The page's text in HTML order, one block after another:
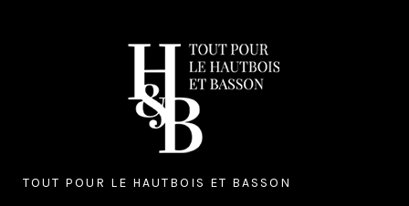
TOUT POUR LE HAUTBOIS ET BASSON